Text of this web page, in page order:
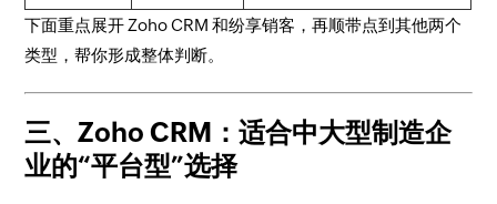
下面重点展开 Zoho CRM 和纷享销客，再顺带点到其他两个
类型，帮你形成整体判断。
三、Zoho CRM：适合中大型制造企
业的“平台型”选择